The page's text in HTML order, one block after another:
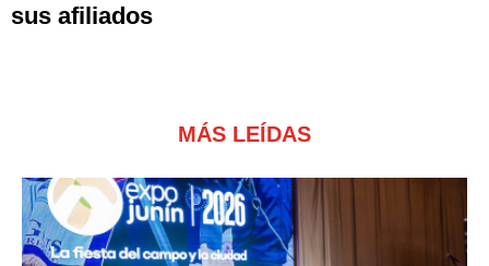
sus afiliados
MÁS LEÍDAS